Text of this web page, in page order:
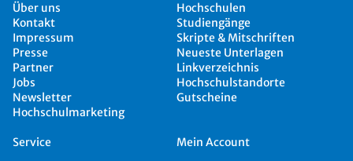
Über uns
Kontakt
Impressum
Presse
Partner
Jobs
Newsletter
Hochschulmarketing
Hochschulen
Studiengänge
Skripte & Mitschriften
Neueste Unterlagen
Linkverzeichnis
Hochschulstandorte
Gutscheine
Service
Mein Account